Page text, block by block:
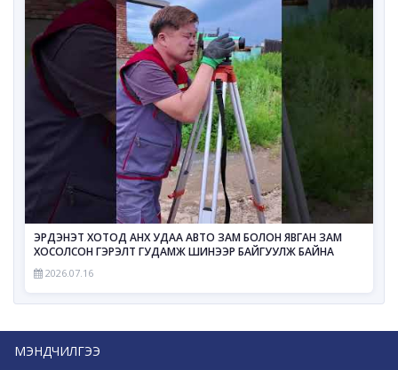
ЭРДЭНЭТ ХОТОД АНХ УДАА АВТО ЗАМ БОЛОН ЯВГАН ЗАМ
ХОСОЛСОН ГЭРЭЛТ ГУДАМЖ ШИНЭЭР БАЙГУУЛЖ БАЙНА
2026.07.16
МЭНДЧИЛГЭЭ